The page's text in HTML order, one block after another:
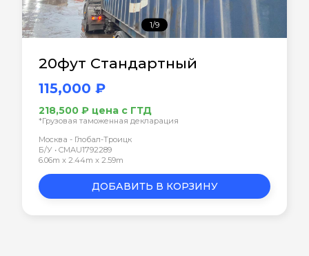
1/9
20фут Стандартный
115,000 ₽
218,500 ₽ цена с ГТД
*Грузовая таможенная декларация
Москва - Глобал-Троицк
Б/У • CMAU1792289
6.06m x 2.44m x 2.59m
ДОБАВИТЬ В КОРЗИНУ